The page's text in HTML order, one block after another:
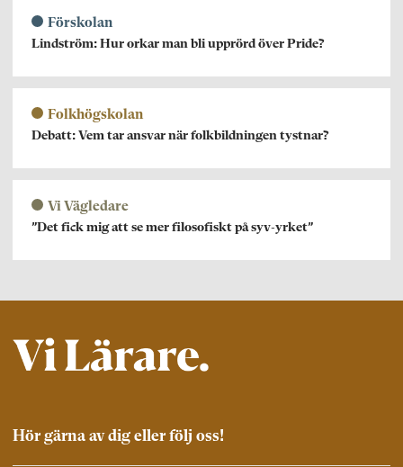
Förskolan
Lindström: Hur orkar man bli upprörd över Pride?
Folkhögskolan
Debatt: Vem tar ansvar när folkbildningen tystnar?
Vi Vägledare
”Det fick mig att se mer filosofiskt på syv-yrket”
Hör gärna av dig eller följ oss!